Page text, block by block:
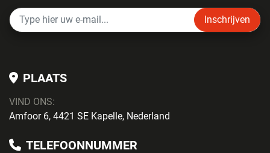
Inschrijven
PLAATS
VIND ONS:
Amfoor 6, 4421 SE Kapelle, Nederland
TELEFOONNUMMER